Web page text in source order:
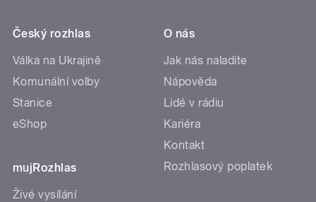
Český rozhlas
Válka na Ukrajině
Komunální volby
Stanice
eShop
mujRozhlas
Živé vysílání
O nás
Jak nás naladíte
Nápověda
Lidé v rádiu
Kariéra
Kontakt
Rozhlasový poplatek